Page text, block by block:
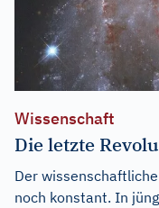
Wissenschaft
Die letzte
Der
noch konstant. In